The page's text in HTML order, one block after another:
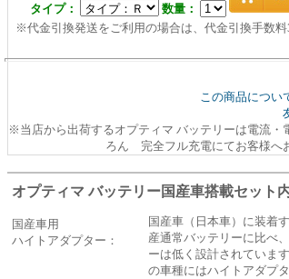
タイプ：
数量：
※代金引換発送をご利用の場合は、代金引換手数
この商品につい
※当店から出荷するオプティマ バッテリーは電流・
ろん 完全フル充電にてお客様へ
オプティマ バッテリー国産車搭載セット
国産車用
ハイトアダプター：
国産車（日本車）に装着
産通常バッテリーに比べ
ーは低く設計されていま
の車種にはハイトアダプ